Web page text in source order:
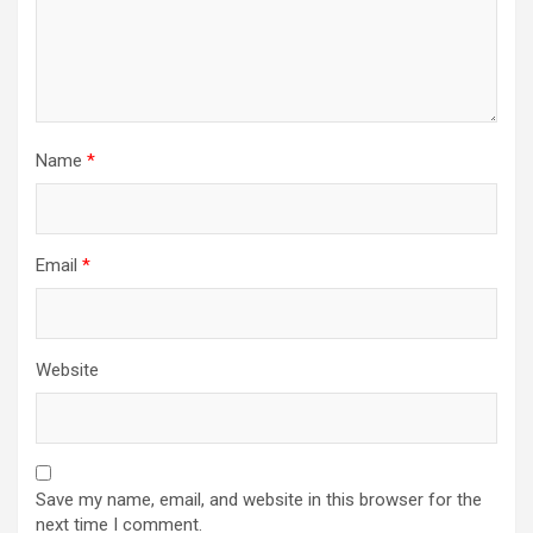
Name *
Email *
Website
Save my name, email, and website in this browser for the
next time I comment.